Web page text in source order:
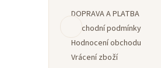
DOPRAVA A PLATBA
Obchodní podmínky
Hodnocení obchodu
Vrácení zboží